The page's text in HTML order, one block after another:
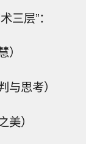
三层”：
思考）
）